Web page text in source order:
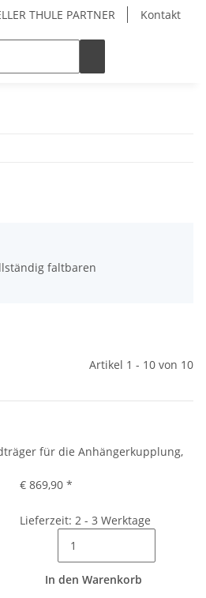
THULE PARTNER Kontakt
faltbaren
Artikel 1 - 10 von 10
für die Anhängerkupplung,
€ 869,90 *
Lieferzeit: 2 - 3 Werktage
In den Warenkorb